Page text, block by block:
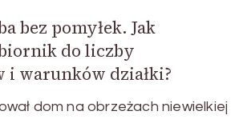
bez pomyłek. Jak
do liczby
i warunków działki?
dom na obrzeżach niewielkiej